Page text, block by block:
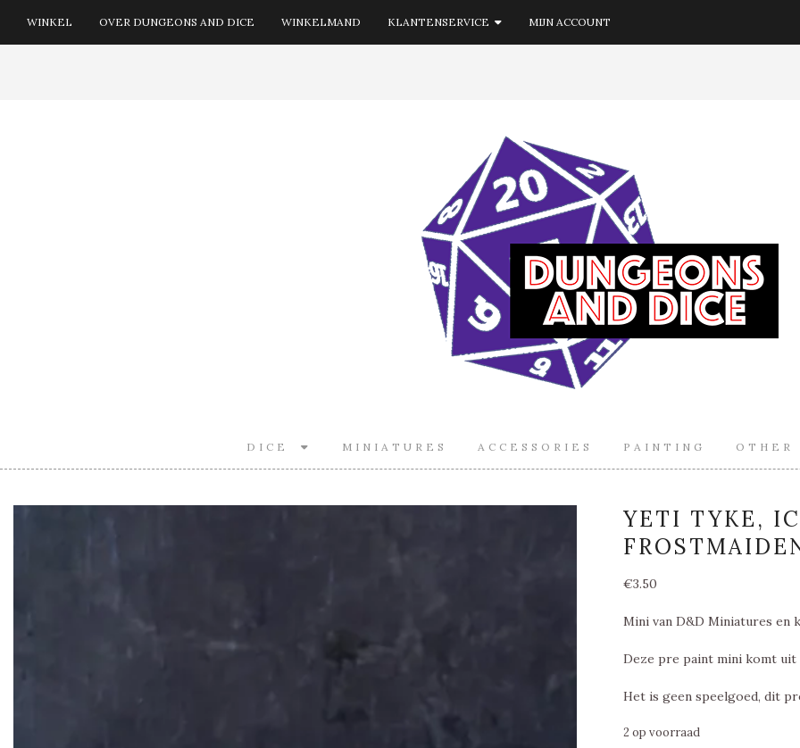
WINKEL OVER DUNGEONS AND DICE WINKELMAND KLANTENSERVICE MIJN ACCOUNT
DICE MINIATURES ACCESSORIES PAINTING OTHER
YETI TYKE,
€3.50
Mini van D&D Miniatures en
Deze pre paint mini komt
Het is geen speelgoed, dit
2 op voorraad